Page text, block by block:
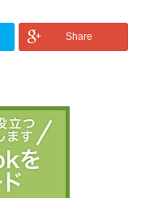
Share